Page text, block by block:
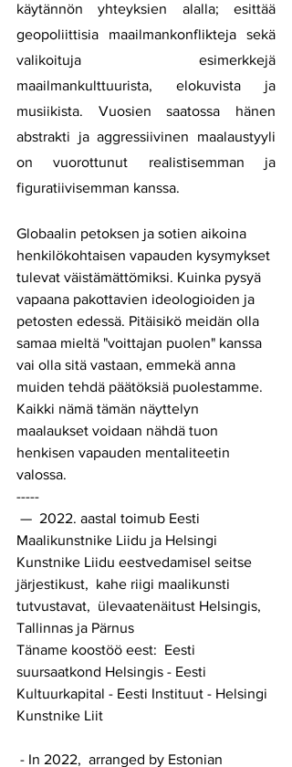
käytännön yhteyksien alalla; esittää
geopoliittisia maailmankonflikteja sekä
valikoituja esimerkkejä
maailmankulttuurista, elokuvista ja
musiikista. Vuosien saatossa hänen
abstrakti ja aggressiivinen maalaustyyli
on vuorottunut realistisemman ja
figuratiivisemman kanssa.
Globaalin petoksen ja sotien aikoina
henkilökohtaisen vapauden kysymykset
tulevat väistämättömiksi. Kuinka pysyä
vapaana pakottavien ideologioiden ja
petosten edessä. Pitäisikö meidän olla
samaa mieltä "voittajan puolen" kanssa
vai olla sitä vastaan, emmekä anna
muiden tehdä päätöksiä puolestamme.
Kaikki nämä tämän näyttelyn
maalaukset voidaan nähdä tuon
henkisen vapauden mentaliteetin
valossa.
-----
Maalikunstnike Liidu ja Helsingi
Kunstnike Liidu eestvedamisel seitse
järjestikust,  kahe riigi maalikunsti
tutvustavat,  ülevaatenäitust Helsingis,
Tallinnas ja Pärnus
Täname koostöö eest:  Eesti
suursaatkond Helsingis - Eesti
Kultuurkapital - Eesti Instituut - Helsingi
Kunstnike Liit